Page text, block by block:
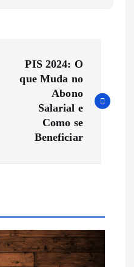
PIS 2024: O
que Muda no
Abono
Salarial e
Como se
Beneficiar